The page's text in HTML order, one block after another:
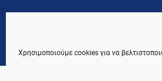
Χρησιμοποιούμε cookies για να